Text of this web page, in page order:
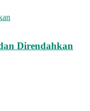
Direndahkan